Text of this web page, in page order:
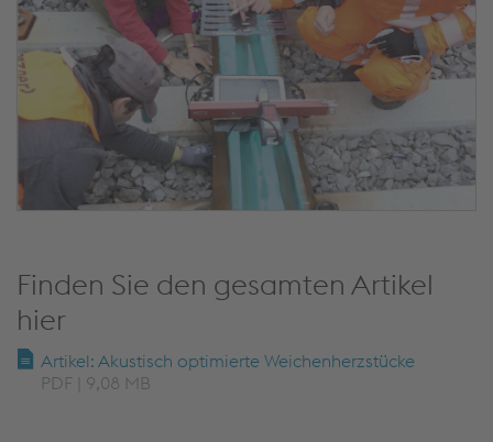
Finden Sie den gesamten Artikel
hier
Artikel: Akustisch optimierte Weichenherzstücke
PDF | 9,08 MB